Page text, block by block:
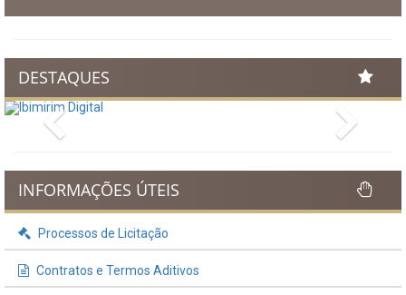
DESTAQUES
Previous
INFORMAÇÕES ÚTEIS
Processos de Licitação
Contratos e Termos Aditivos